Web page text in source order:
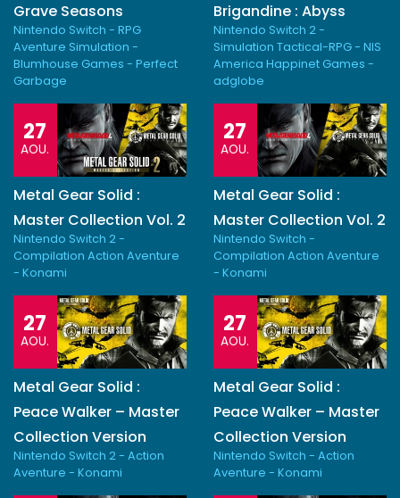
Grave Seasons
Nintendo Switch - RPG
Aventure Simulation -
Blumhouse Games - Perfect
Garbage
Brigandine : Abyss
Nintendo Switch 2 -
Simulation Tactical-RPG - NIS
America Happinet Games -
adglobe
27
AOU.
Metal Gear Solid :
Master Collection Vol. 2
Nintendo Switch 2 -
Compilation Action Aventure
- Konami
27
AOU.
Metal Gear Solid :
Master Collection Vol. 2
Nintendo Switch -
Compilation Action Aventure
- Konami
27
AOU.
Metal Gear Solid :
Peace Walker – Master
Collection Version
Nintendo Switch 2 - Action
Aventure - Konami
27
AOU.
Metal Gear Solid :
Peace Walker – Master
Collection Version
Nintendo Switch - Action
Aventure - Konami